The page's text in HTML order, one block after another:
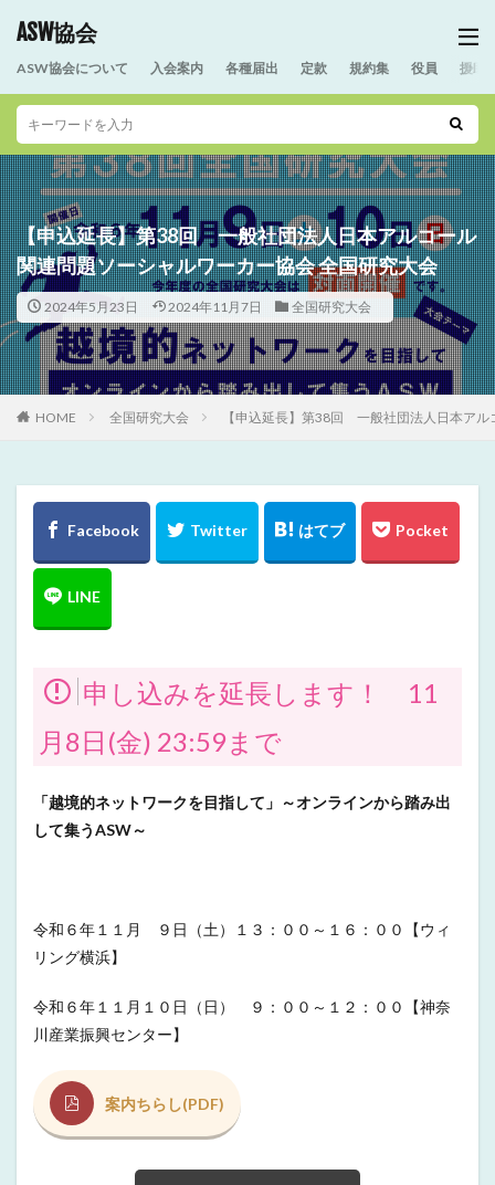
ASW協会
ASW協会について 入会案内 各種届出 定款 規約集 役員 援助
【申込延長】第38回 一般社団法人日本アルコール
関連問題ソーシャルワーカー協会 全国研究大会
2024年5月23日 2024年11月7日 全国研究大会
HOME 全国研究大会 【申込延長】第38回 一般社団法人日本ア
申し込みを延長します！ 11
月8日(金) 23:59まで
「越境的ネットワークを目指して」～オンラインから踏み出
して集うASW～
令和６年１１月 ９日（土）１３：００～１６：００【ウィ
リング横浜】
令和６年１１月１０日（日） ９：００～１２：００【神奈
川産業振興センター】
案内ちらし(PDF)